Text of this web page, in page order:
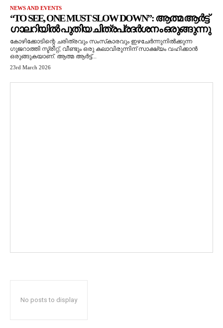
NEWS AND EVENTS
“TO SEE, ONE MUST SLOW DOWN”: ആത്മ ആർട്ട്
ഗാലറിയിൽ പുതിയ ചിത്രപ്രദർശനം ഒരുങ്ങുന്നു
കോഴിക്കോടിന്റെ ചരിത്രവും സംസ്‌കാരവും ഇഴചേർന്നുനിൽക്കുന്ന
ഗുജറാത്തി സ്ട്രീറ്റ്, വീണ്ടും ഒരു കലാവിരുന്നിന് സാക്ഷ്യം വഹിക്കാൻ
ഒരുങ്ങുകയാണ്. ആത്മ ആർട്ട്...
23rd March 2026
No posts to display